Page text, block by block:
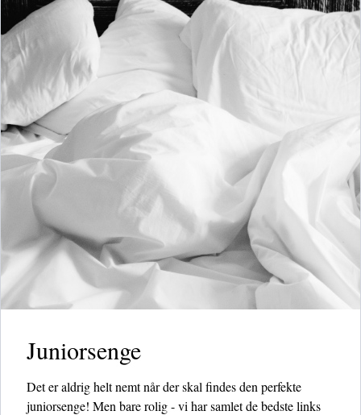
Juniorsenge
Det er aldrig helt nemt når der skal findes den perfekte
juniorsenge! Men bare rolig - vi har samlet de bedste links